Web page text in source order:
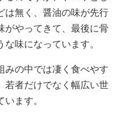
は無く、醤油の味が先行
がやってきて、最後に骨
味になっています。
の中では凄く食べやす
若者だけでなく幅広い世
ます。